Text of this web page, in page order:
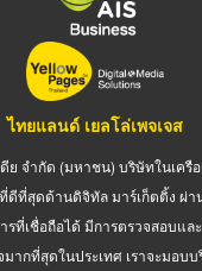
ไทยแลนด์ เยลโล่เพจเจส
ย จำกัด (มหาชน) บริษัทในเครื
ที่สุดด้านดิจิทัล มาร์เก็ตติ้ง ผ่า
รที่เชื่อถือได้ มีการตรวจสอบแ
ากที่สุดในประเทศ เราจะมอบ